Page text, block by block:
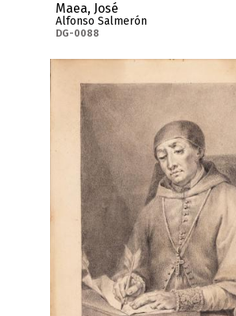
Maea, José
Alfonso Salmerón
DG-0088